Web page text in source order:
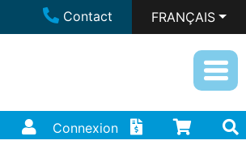
Contact FRANÇAIS
Connexion